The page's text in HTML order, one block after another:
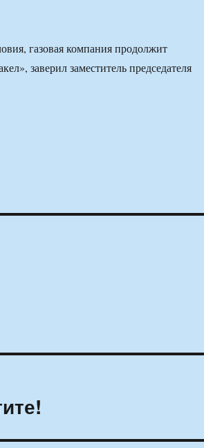
газовая компания продолжит
заверил заместитель председателя